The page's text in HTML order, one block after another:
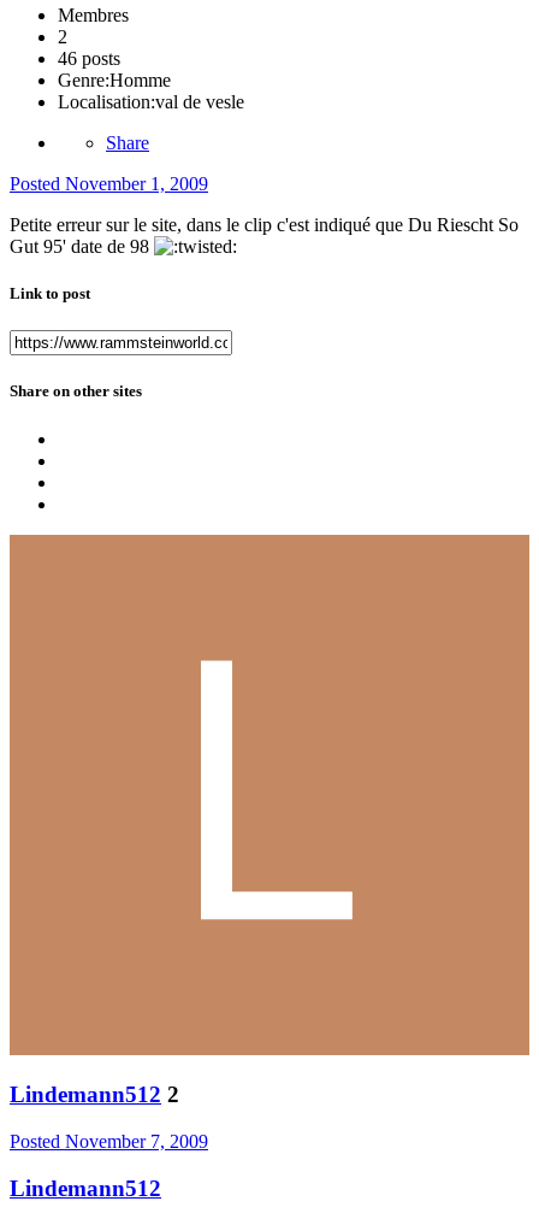
Membres
2
46 posts
Genre:Homme
Localisation:val de vesle
Share
Posted November 1, 2009
Petite erreur sur le site, dans le clip c'est indiqué que Du Riescht So
Gut 95' date de 98
Link to post
Share on other sites
Lindemann512 2
Posted November 7, 2009
Lindemann512